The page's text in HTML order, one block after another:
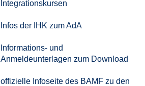
Integrationskursen
Infos der IHK zum AdA
Informations- und
Anmeldeunterlagen zum Download
offizielle Infoseite des BAMF zu den